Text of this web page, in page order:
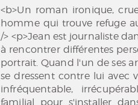
<b>Un roman ironique,
homme qui trouve refuge
/> <p>Jean est journaliste
à rencontrer différentes
portrait. Quand l'un de ses
se dressent contre lui avec
infréquentable,
familial pour s'installer